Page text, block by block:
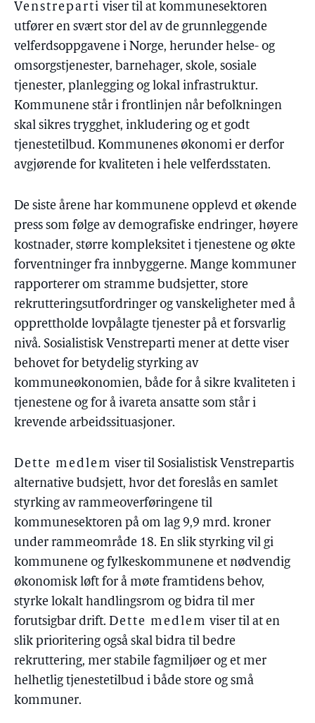
Venstreparti viser til at kommunesektoren
utfører en svært stor del av de grunnleggende
velferdsoppgavene i Norge, herunder helse- og
omsorgstjenester, barnehager, skole, sosiale
tjenester, planlegging og lokal infrastruktur.
Kommunene står i frontlinjen når befolkningen
skal sikres trygghet, inkludering og et godt
tjenestetilbud. Kommunenes økonomi er derfor
avgjørende for kvaliteten i hele velferdsstaten.
De siste årene har kommunene opplevd et økende
press som følge av demografiske endringer, høyere
kostnader, større kompleksitet i tjenestene og økte
forventninger fra innbyggerne. Mange kommuner
rapporterer om stramme budsjetter, store
rekrutteringsutfordringer og vanskeligheter med å
opprettholde lovpålagte tjenester på et forsvarlig
nivå. Sosialistisk Venstreparti mener at dette viser
behovet for betydelig styrking av
kommuneøkonomien, både for å sikre kvaliteten i
tjenestene og for å ivareta ansatte som står i
krevende arbeidssituasjoner.
Dette medlem viser til Sosialistisk Venstrepartis
alternative budsjett, hvor det foreslås en samlet
styrking av rammeoverføringene til
kommunesektoren på om lag 9,9 mrd. kroner
under rammeområde 18. En slik styrking vil gi
kommunene og fylkeskommunene et nødvendig
økonomisk løft for å møte framtidens behov,
styrke lokalt handlingsrom og bidra til mer
forutsigbar drift. Dette medlem viser til at en
slik prioritering også skal bidra til bedre
rekruttering, mer stabile fagmiljøer og et mer
helhetlig tjenestetilbud i både store og små
kommuner.